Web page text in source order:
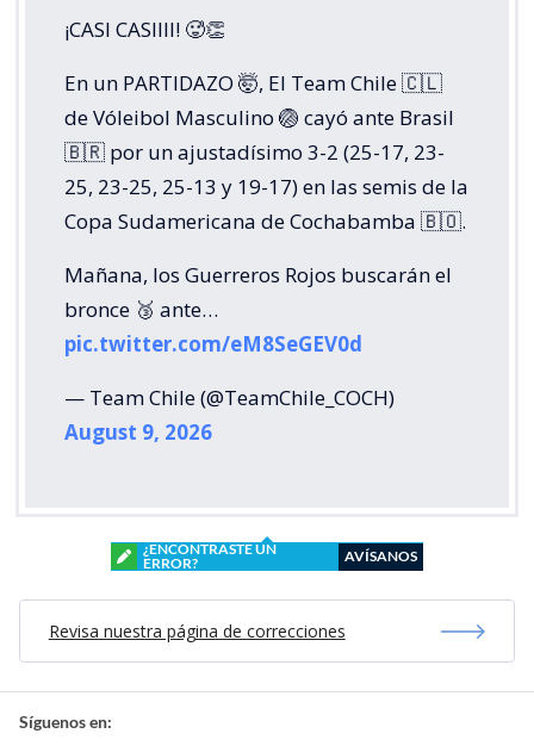
¡CASI CASIIII! 🥵👏
En un PARTIDAZO 🤯, El Team Chile 🇨🇱
de Vóleibol Masculino 🏐 cayó ante Brasil
🇧🇷 por un ajustadísimo 3-2 (25-17, 23-
25, 23-25, 25-13 y 19-17) en las semis de la
Copa Sudamericana de Cochabamba 🇧🇴.
Mañana, los Guerreros Rojos buscarán el
bronce 🥉 ante…
pic.twitter.com/eM8SeGEV0d
— Team Chile (@TeamChile_COCH)
August 9, 2026
¿ENCONTRASTE UN
ERROR?
AVÍSANOS
Revisa nuestra página de correcciones
Síguenos en: